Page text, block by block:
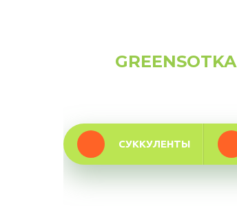
GREENSOTKA
СУККУЛЕНТЫ